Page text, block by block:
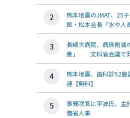
熊本地震のJMAT、
医・松本会長「水や人
長崎大病院、病床削減
善」 文科省会議で
熊本地震、歯科診52
連【無料】
事務次官に宇波氏、
務省人事